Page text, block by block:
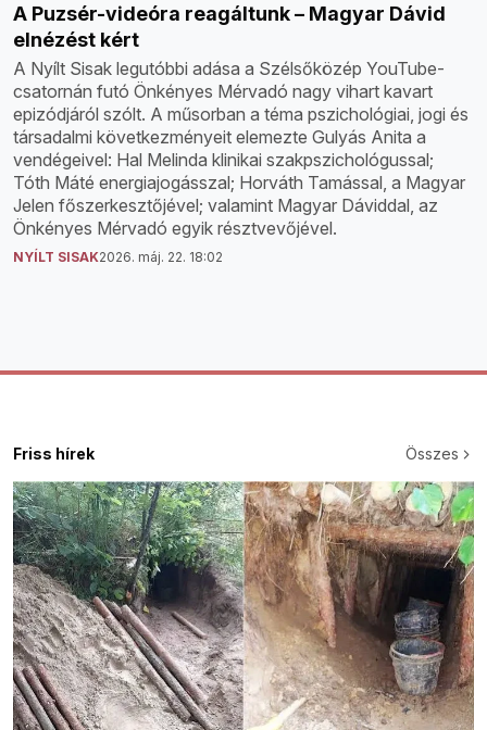
A Puzsér-videóra reagáltunk – Magyar Dávid
elnézést kért
A Nyílt Sisak legutóbbi adása a Szélsőközép YouTube-
csatornán futó Önkényes Mérvadó nagy vihart kavart
epizódjáról szólt. A műsorban a téma pszichológiai, jogi és
társadalmi következményeit elemezte Gulyás Anita a
vendégeivel: Hal Melinda klinikai szakpszichológussal;
Tóth Máté energiajogásszal; Horváth Tamással, a Magyar
Jelen főszerkesztőjével; valamint Magyar Dáviddal, az
Önkényes Mérvadó egyik résztvevőjével.
NYÍLT SISAK2026. máj. 22. 18:02
Friss hírek Összes